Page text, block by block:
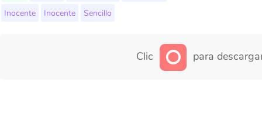
Inocente
Inocente Sencillo
Clic para